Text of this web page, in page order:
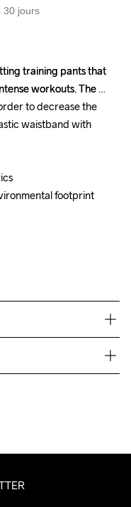
30 jours
training pants that
workouts. The
to decrease the
waistband with
footprint
training pants that
workouts. The
to decrease the
waistband with
footprint